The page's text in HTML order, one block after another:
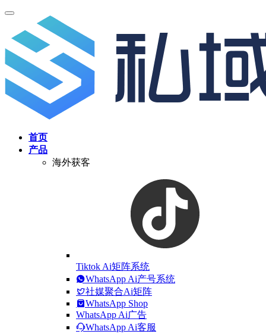
首页
产品
海外获客
Tiktok Ai矩阵系统
WhatsApp Ai产号系统
社媒聚合Ai矩阵
WhatsApp Shop
WhatsApp Ai广告
WhatsApp Ai客服